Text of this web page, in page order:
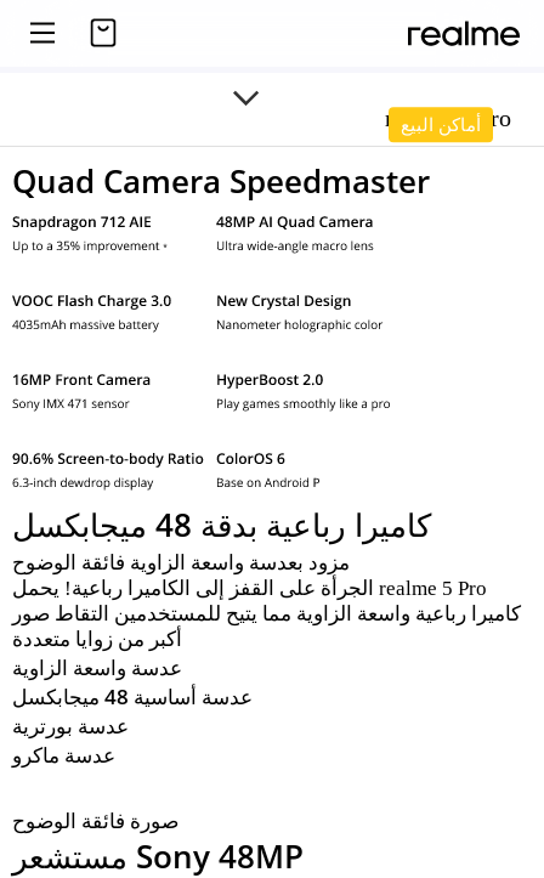
realme 5 Pro
أماكن البيع
Quad Camera Speedmaster
كاميرا رباعية بدقة 48 ميجابكسل
مزود بعدسة واسعة الزاوية فائقة الوضوح
الجرأة على القفز إلى الكاميرا رباعية! يحمل realme 5 Pro
كاميرا رباعية واسعة الزاوية مما يتيح للمستخدمين التقاط صور
أكبر من زوايا متعددة
عدسة واسعة الزاوية
عدسة أساسية 48 ميجابكسل
عدسة بورترية
عدسة ماكرو
صورة فائقة الوضوح
مستشعر Sony 48MP